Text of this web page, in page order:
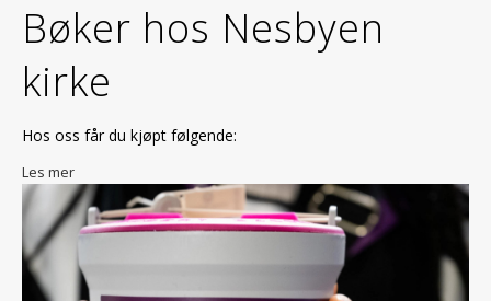
Bøker hos Nesbyen
kirke
Hos oss får du kjøpt følgende:
Les mer